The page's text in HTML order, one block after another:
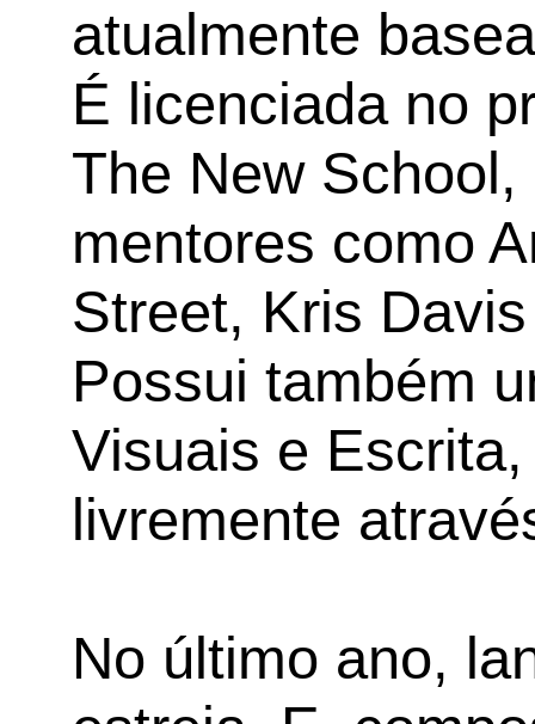
atualmente
É licenciada no
The New
mentores como
Street, Kris
Possui também
Visuais e
livremente
No último ano,